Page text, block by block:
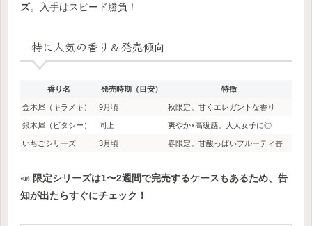
ズ。入手はスピード勝負！
特に人気の香り＆発売傾向
香り名 発売時期（目安） 特徴
金木犀（キラメキ） 9月頃 秋限定。甘くエレガントな香り
銀木犀（ビタシー） 同上 爽やか×高級感。大人女子に◎
いちごシリーズ 3月頃 春限定。甘酸っぱいフルーティ香
📣 限定シリーズは1〜2週間で完売するケースもあるため、告
知が出たらすぐにチェック！